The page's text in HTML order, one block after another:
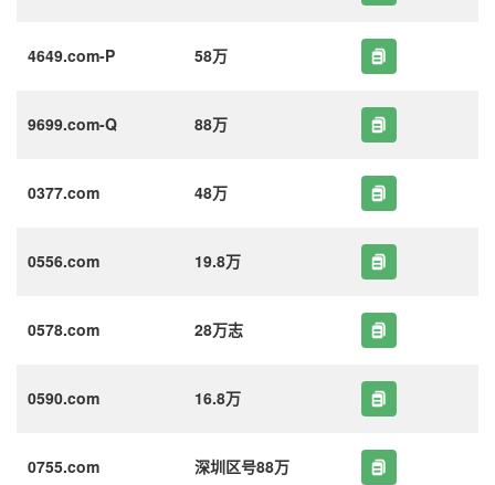
4649.com-P 58万
9699.com-Q 88万
0377.com 48万
0556.com 19.8万
0578.com 28万志
0590.com 16.8万
0755.com 深圳区号88万